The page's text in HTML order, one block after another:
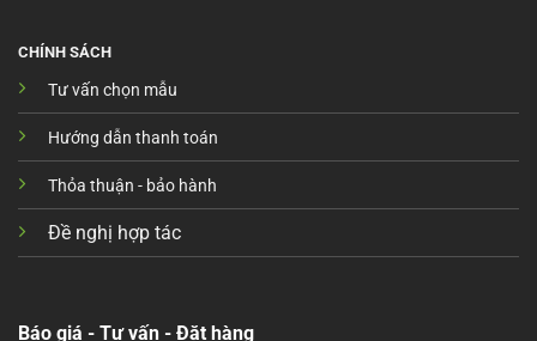
CHÍNH SÁCH
Tư vấn chọn mẫu
Hướng dẫn thanh toán
Thỏa thuận - bảo hành
Đề nghị hợp tác
Báo giá - Tư vấn - Đặt hàng